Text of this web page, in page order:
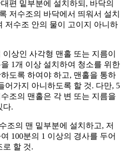
편 밑부분에 설치하되, 바닥의
저수조의 바닥에서 띄워서 설치
저수조 안의 물이 고이지 아니하
상인 사각형 맨홀 또는 지름이
1개 이상 설치하여 청소를 위한
도록 하여야 하고, 맨홀을 통하
어가지 아니하도록 할 것. 다만, 5
조의 맨홀은 각 변 또는 지름을
다.
조의 맨 밑부분에 설치하고, 저
100분의 1 이상의 경사를 두어
로 할 것.